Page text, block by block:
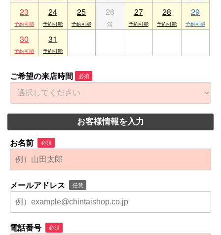
23 24 25 26 27 28 29
30 31
ご希望の来店時間 必須
お客様情報を入力
お名前 必須
メールアドレス 任意
電話番号 必須